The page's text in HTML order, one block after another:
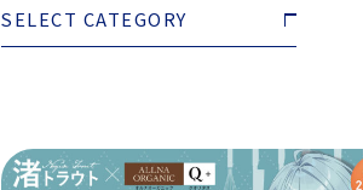
SELECT CATEGORY